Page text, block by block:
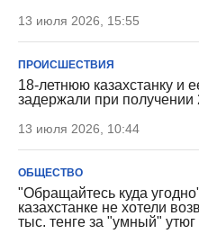
13 июля 2026, 15:55
ПРОИСШЕСТВИЯ
18-летнюю казахстанку и
задержали при получении
13 июля 2026, 10:44
ОБЩЕСТВО
"Обращайтесь куда
казахстанке не хотели
тыс. тенге за "умный" утюг